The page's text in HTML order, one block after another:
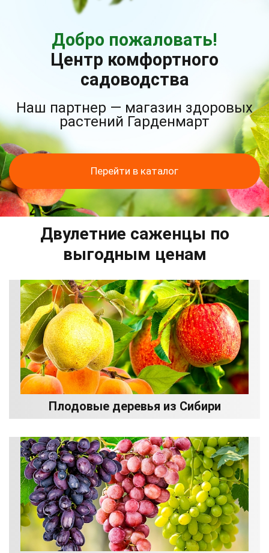
Добро пожаловать!
Центр комфортного
садоводства
Наш партнер — магазин здоровых
растений Гарденмарт
Перейти в каталог
Двулетние саженцы по
выгодным ценам
Плодовые деревья из Сибири